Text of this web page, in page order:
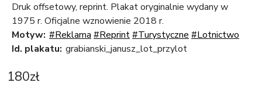
Druk offsetowy, reprint. Plakat oryginalnie wydany w
1975 r. Oficjalne wznowienie 2018 r.
Motyw: #Reklama #Reprint#Turystyczne #Lotnictwo
Id. plakatu: grabianski_janusz_lot_przylot
180zł